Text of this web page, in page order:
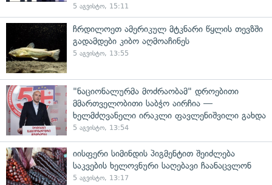
5 აგვისტო, 15:11
ჩრდილოეთ ამერიკულ მტკნარი წყლის თევზში
გადამდები კიბო აღმოაჩინეს
5 აგვისტო, 13:55
"ნაციონალურმა მოძრაობამ" დროებითი
მმართველობითი საბჭო აირჩია —
ხელმძღვანელი ირაკლი ფავლენიშვილი გახდა
5 აგვისტო, 13:54
იისფერი სიმინდის პიგმენტით შეიძლება
საკვების ხელოვნური საღებავი ჩაანაცვლონ
5 აგვისტო, 13:17